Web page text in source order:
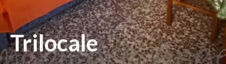
Trilocale